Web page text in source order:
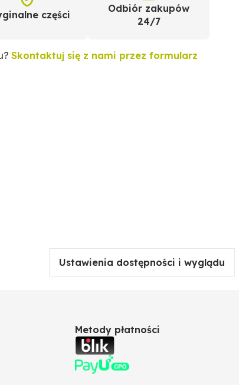
części
Odbiór zakupów
24/7
Skontaktuj się z nami przez formularz
Ustawienia dostępności i wyglądu
Metody płatności